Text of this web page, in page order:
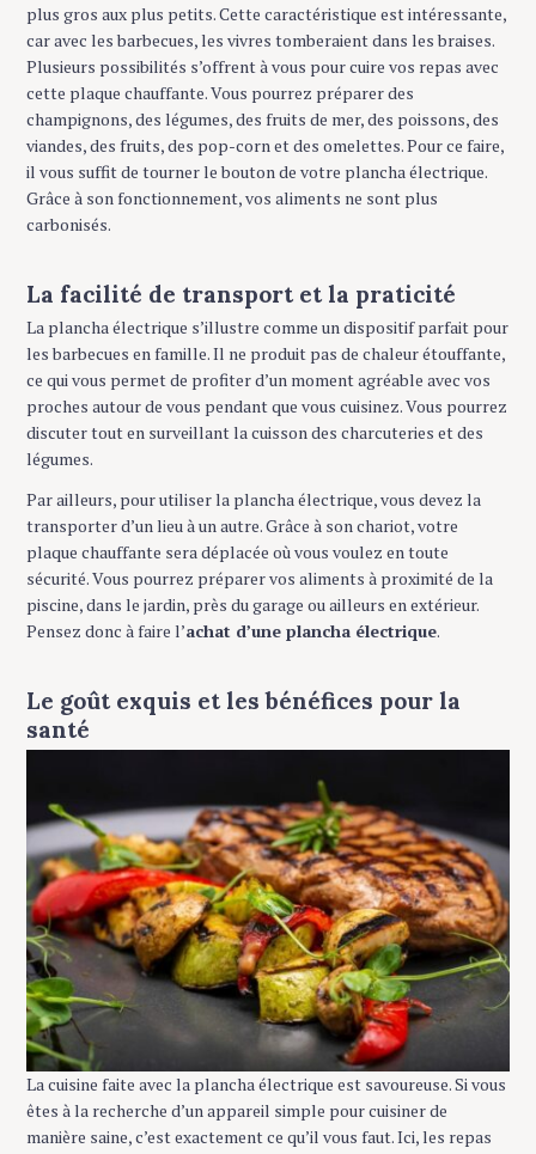
plus gros aux plus petits. Cette caractéristique est intéressante,
car avec les barbecues, les vivres tomberaient dans les braises.
Plusieurs possibilités s’offrent à vous pour cuire vos repas avec
cette plaque chauffante. Vous pourrez préparer des
champignons, des légumes, des fruits de mer, des poissons, des
viandes, des fruits, des pop-corn et des omelettes. Pour ce faire,
il vous suffit de tourner le bouton de votre plancha électrique.
Grâce à son fonctionnement, vos aliments ne sont plus
carbonisés.
La facilité de transport et la praticité
La plancha électrique s’illustre comme un dispositif parfait pour
les barbecues en famille. Il ne produit pas de chaleur étouffante,
ce qui vous permet de profiter d’un moment agréable avec vos
proches autour de vous pendant que vous cuisinez. Vous pourrez
discuter tout en surveillant la cuisson des charcuteries et des
légumes.
Par ailleurs, pour utiliser la plancha électrique, vous devez la
transporter d’un lieu à un autre. Grâce à son chariot, votre
plaque chauffante sera déplacée où vous voulez en toute
sécurité. Vous pourrez préparer vos aliments à proximité de la
piscine, dans le jardin, près du garage ou ailleurs en extérieur.
Pensez donc à faire l’achat d’une plancha électrique.
Le goût exquis et les bénéfices pour la
santé
La cuisine faite avec la plancha électrique est savoureuse. Si vous
êtes à la recherche d’un appareil simple pour cuisiner de
manière saine, c’est exactement ce qu’il vous faut. Ici, les repas